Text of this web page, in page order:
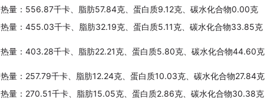
热量：556.87千卡、脂肪57.84克、蛋白质9.12克、碳水化合物0.00克
热量：455.03千卡、脂肪32.19克、蛋白质5.11克、碳水化合物33.85克
热量：403.28千卡、脂肪22.21克、蛋白质5.80克、碳水化合物44.60克
热量：257.79千卡、脂肪12.24克、蛋白质10.03克、碳水化合物27.84克
热量：270.51千卡、脂肪15.05克、蛋白质2.86克、碳水化合物30.38克